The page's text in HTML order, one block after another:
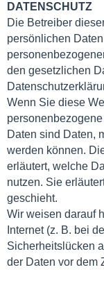
DATENSCHUTZ
Die Betreiber
persönlichen
den gesetzlichen
Wenn Sie diese
Daten sind Daten,
werden können.
erläutert, welche
nutzen. Sie
geschieht.
Wir weisen darauf
Internet (z. B. bei
Sicherheitslücken
der Daten vor dem